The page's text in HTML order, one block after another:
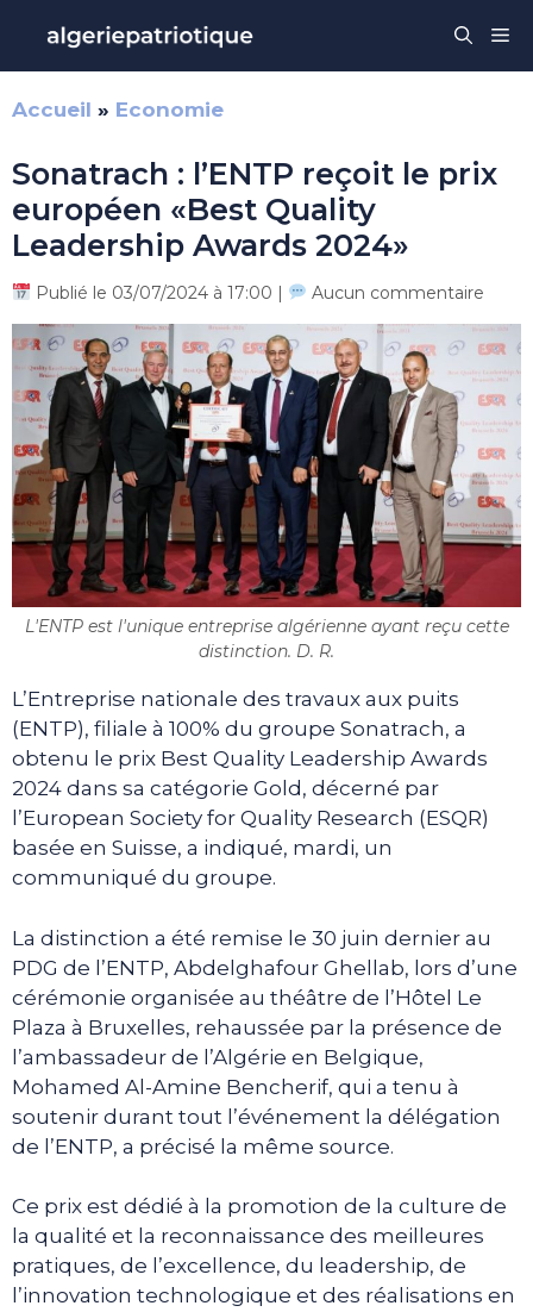
contenu
Accueil » Economie
Sonatrach : l’ENTP reçoit le prix
européen «Best Quality
Leadership Awards 2024»
Publié le 03/07/2024 à 17:00 | Aucun commentaire
L'ENTP est l'unique entreprise algérienne ayant reçu cette
distinction. D. R.
L’Entreprise nationale des travaux aux puits
(ENTP), filiale à 100% du groupe Sonatrach, a
obtenu le prix Best Quality Leadership Awards
2024 dans sa catégorie Gold, décerné par
l’European Society for Quality Research (ESQR)
basée en Suisse, a indiqué, mardi, un
communiqué du groupe.
La distinction a été remise le 30 juin dernier au
PDG de l’ENTP, Abdelghafour Ghellab, lors d’une
cérémonie organisée au théâtre de l’Hôtel Le
Plaza à Bruxelles, rehaussée par la présence de
l’ambassadeur de l’Algérie en Belgique,
Mohamed Al-Amine Bencherif, qui a tenu à
soutenir durant tout l’événement la délégation
de l’ENTP, a précisé la même source.
Ce prix est dédié à la promotion de la culture de
la qualité et la reconnaissance des meilleures
pratiques, de l’excellence, du leadership, de
l’innovation technologique et des réalisations en